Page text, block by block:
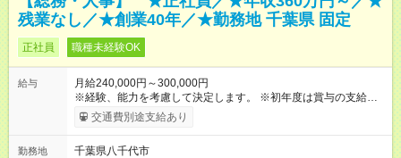
残業なし／★創業40年／★勤務地 千葉県 固定
正社員 職種未経験OK
給与
月給240,000円～300,000円
※経験、能力を考慮して決定します。 ※初年度は賞与の支給がご
ざいません。 【試用期間】試用期間あり 試用期間の長さ：3ヶ
月 雇用形態、給与は本採用時と同じです。
交通費別途支給あり
勤務地
千葉県八千代市